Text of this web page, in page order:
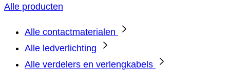
Alle producten
Alle contactmaterialen
Alle ledverlichting
Alle verdelers en verlengkabels